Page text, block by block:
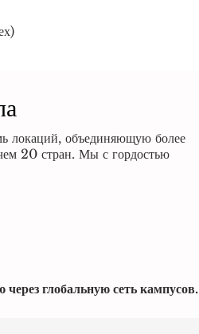
локаций, объединяющую более
20 стран. Мы с гордостью
глобальную сеть кампусов.